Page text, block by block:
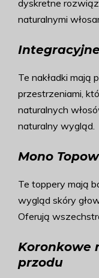
dyskretne
naturalnymi
Te nakładki mają
przestrzeniami,
naturalnych
naturalny wygląd.
Mono
Te toppery mają
wygląd skóry
Oferują
Koronkowe
przodu